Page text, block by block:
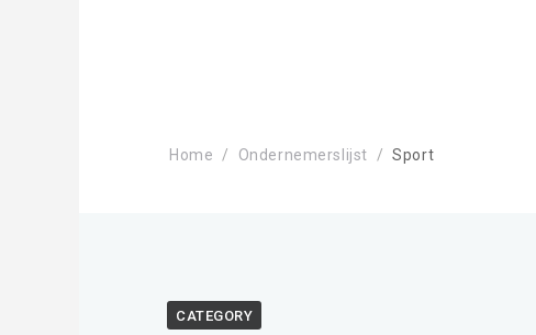
Home Ondernemerslijst Sport
CATEGORY